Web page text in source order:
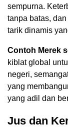
sempurna.
tanpa batas,
tarik dinamis
Contoh Merek
kiblat global
negeri,
yang
yang adil dan
Jus dan